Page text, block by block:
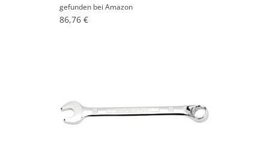
gefunden bei Amazon
86,76 €